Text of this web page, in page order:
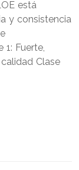
está
y consistencia
1: Fuerte,
Clase